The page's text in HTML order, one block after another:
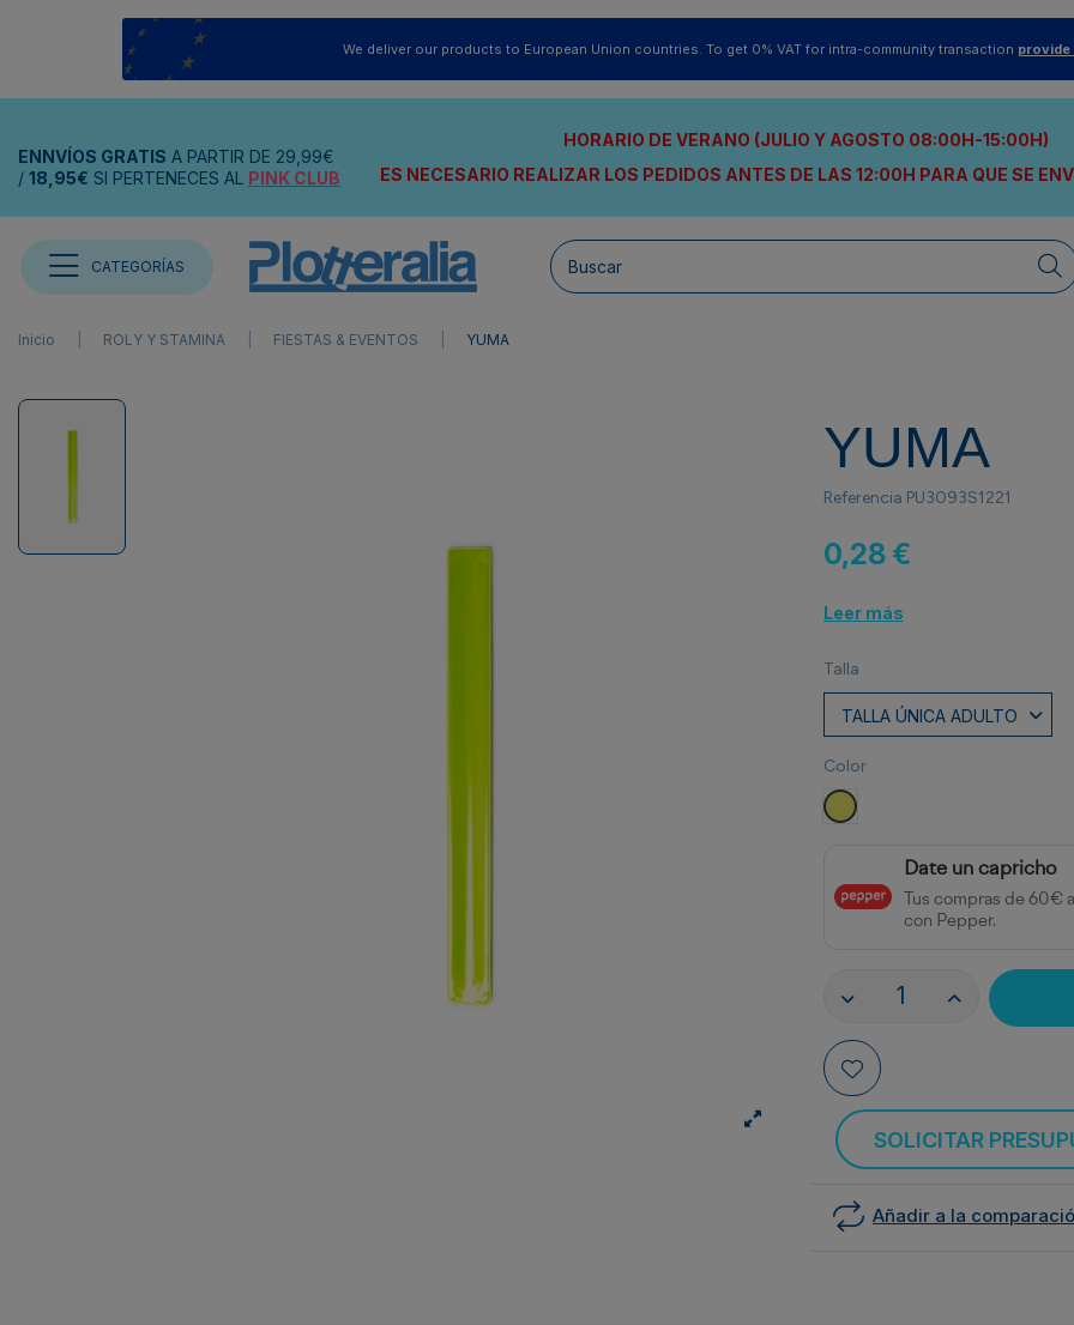
We deliver our products to European Union countries. To get 0% VAT for intra-community transaction provide
ENNVÍOS GRATIS A PARTIR DE 29,99€
/ 18,95€ SI PERTENECES AL PINK CLUB
HORARIO DE VERANO (JULIO Y AGOSTO 08:00H-15:00H)
ES NECESARIO REALIZAR LOS PEDIDOS ANTES DE LAS 12:00H PARA QUE SE
CATEGORÍAS
Inicio ROLY Y STAMINA FIESTAS & EVENTOS YUMA
YUMA
Referencia PU3093S1221
0,28 €
Leer más
Talla
Color
AMARILLO FLUOR
Date un capricho
Tus compras de
con Pepper.
SOLICITAR
Añadir a la